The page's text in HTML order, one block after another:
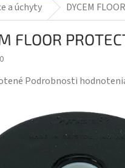
a úchyty DYCEM
FLOOR
Podrobnosti